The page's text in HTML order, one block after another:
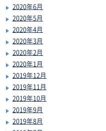
2020年6月
2020年5月
2020年4月
2020年3月
2020年2月
2020年1月
2019年12月
2019年11月
2019年10月
2019年9月
2019年8月